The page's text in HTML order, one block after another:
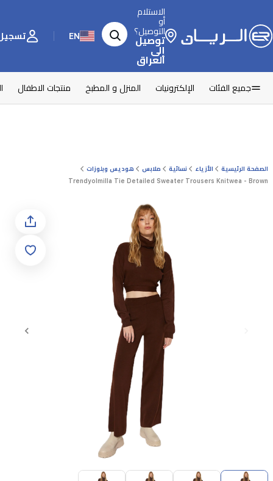
الاستلام
أو
التوصيل؟
توصيل
إلى
العراق
EN تسجيل
جميع الفئات الإلكترونيات المنزل و المطبخ منتجات الاطفال
الصفحة الرئيسية الأزياء نسائية ملابس
هوديس وبلوزات
Trendyolmilla Tie Detailed Sweater Trousers Knitwea - Brown
Item